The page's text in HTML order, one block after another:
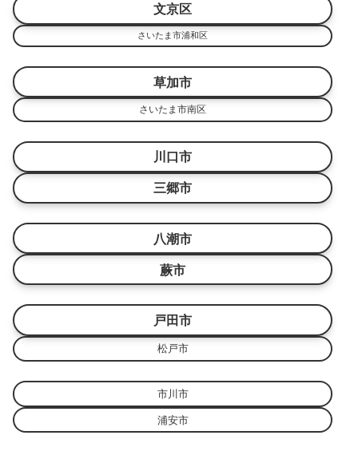
文京区
さいたま市浦和区
草加市
さいたま市南区
川口市
三郷市
八潮市
蕨市
戸田市
松戸市
市川市
浦安市